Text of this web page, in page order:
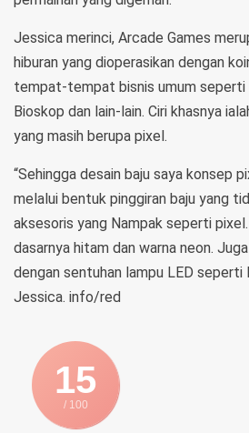
Jessica merinci, Arcade Games
hiburan yang dioperasikan dengan
tempat-tempat bisnis umum seperti
Bioskop dan lain-lain. Ciri khasnya
yang masih berupa pixel.
“Sehingga desain baju saya konsep
melalui bentuk pinggiran baju yang
aksesoris yang Nampak seperti
dasarnya hitam dan warna neon.
dengan sentuhan lampu LED seperti
Jessica. info/red
15
/ 100